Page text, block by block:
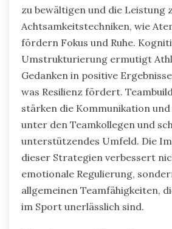
zu bewältigen und die Leistung
Achtsamkeitstechniken, wie
fördern Fokus und Ruhe.
Umstrukturierung ermutigt
Gedanken in positive
was Resilienz fördert.
stärken die Kommunikation
unter den Teamkollegen und
unterstützendes Umfeld. Die
dieser Strategien verbessert
emotionale Regulierung,
allgemeinen Teamfähigkeiten,
im Sport unerlässlich sind.